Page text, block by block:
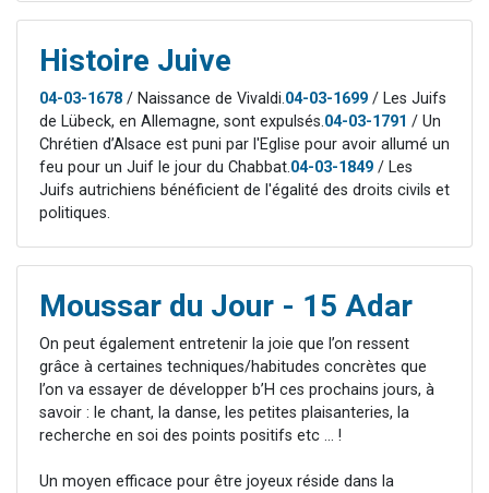
Histoire Juive
04-03-1678 / Naissance de Vivaldi.04-03-1699 / Les Juifs
de Lübeck, en Allemagne, sont expulsés.04-03-1791 / Un
Chrétien d’Alsace est puni par l'Eglise pour avoir allumé un
feu pour un Juif le jour du Chabbat.04-03-1849 / Les
Juifs autrichiens bénéficient de l'égalité des droits civils et
politiques.
Moussar du Jour - 15 Adar
On peut également entretenir la joie que l’on ressent
grâce à certaines techniques/habitudes concrètes que
l’on va essayer de développer b’H ces prochains jours, à
savoir : le chant, la danse, les petites plaisanteries, la
recherche en soi des points positifs etc … !
Un moyen efficace pour être joyeux réside dans la